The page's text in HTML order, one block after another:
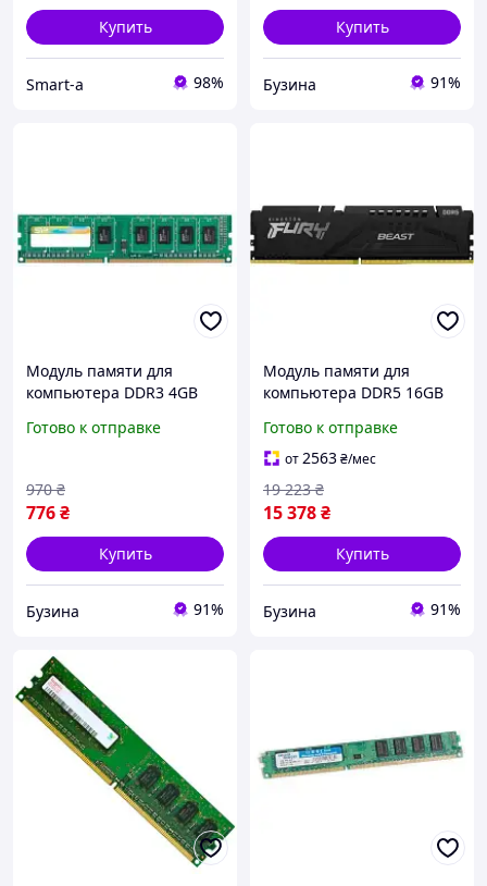
Купить
Smart-a 98%
Купить
Бузина 91%
Модуль памяти для
компьютера DDR3 4GB
SP004GBLTU160N02
Готово к отправке
776₴
970 ₴
Купить
Бузина 91%
Модуль памяти для
компьютера DDR5 16GB
Kingston Fury ex.HyperX
KF556C40BB-16 buzyna
Готово к отправке
от2563₴/мес
15 378₴
19 223 ₴
Купить
Бузина 91%